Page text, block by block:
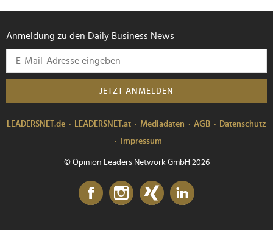
Anmeldung zu den Daily Business News
JETZT ANMELDEN
LEADERSNET.de LEADERSNET.at Mediadaten AGB
Datenschutz
Impressum
© Opinion Leaders Network GmbH 2026